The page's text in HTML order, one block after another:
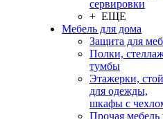
сервировки
+ ЕЩЕ
Мебель для дома
Защита для
Полки,
тумбы
Этажерки,
для одежды,
шкафы с
Прочая мебель